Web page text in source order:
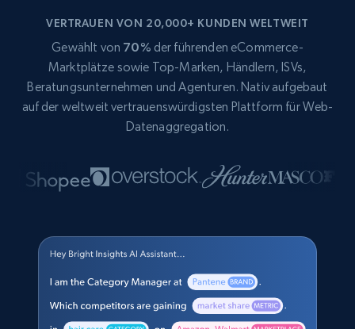
VERTRAUEN VON 20,000+ KUNDEN WELTWEIT
Gewählt von 70% der führenden eCommerce-
Marktplätze sowie Top-Marken, Händlern, ISVs,
Beratungsunternehmen und Agenturen. Nativ aufgebaut
auf der weltweit vertrauenswürdigsten Plattform für Web-
Datenaggregation.